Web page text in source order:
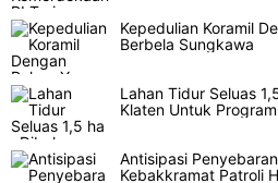
Kepedulian Koramil
Berbela Sungkawa
Lahan Tidur Seluas
Klaten Untuk
Antisipasi
Kebakkramat Patroli